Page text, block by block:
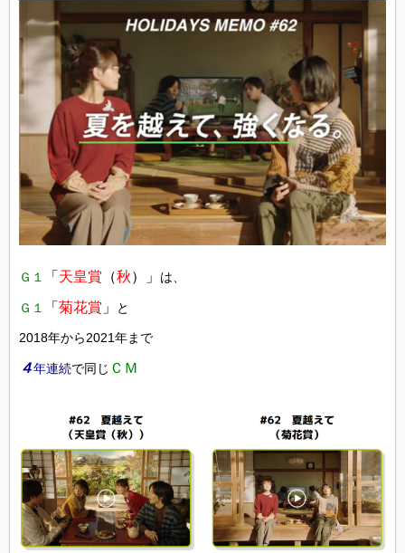
Ｇ１ 「 天皇賞 （秋）」 は、
Ｇ１ 「 菊花賞 」 と
2018年から2021年まで
４年連続で同じ ＣＭ